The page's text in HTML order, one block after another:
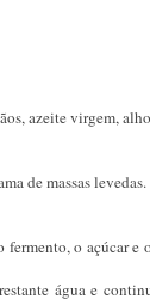
azeite virgem,
de massas levedas.
o açúcar e
água e